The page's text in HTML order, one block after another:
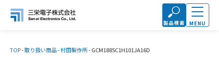
製品検索 MENU
TOP-取り扱い商品-村田製作所-GCM1885C1H101JA16D